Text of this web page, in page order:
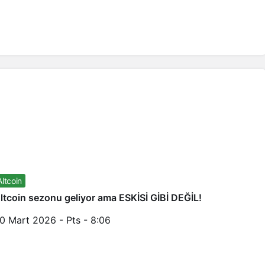
sezonu geliyor ama ESKİSİ GİBİ DEĞİL!
Mart 2026 - Pts - 8:06